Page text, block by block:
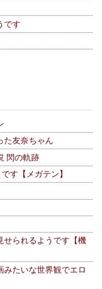
です
た友奈ちゃん
閃の軌跡
す【メガテン】
せられるようです【機
みたいな世界観でエロ